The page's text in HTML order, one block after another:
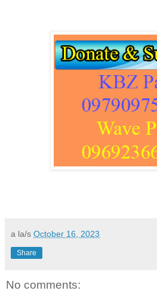
a la/s October 16, 2023
Share
No comments: